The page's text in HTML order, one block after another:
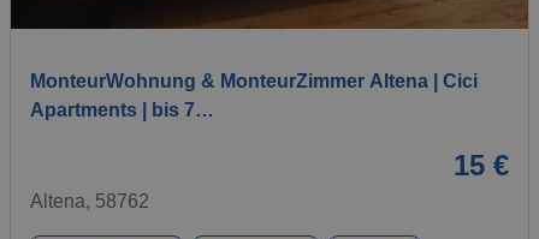
MonteurWohnung & MonteurZimmer Altena | Cici
Apartments | bis 7…
15 €
Altena, 58762